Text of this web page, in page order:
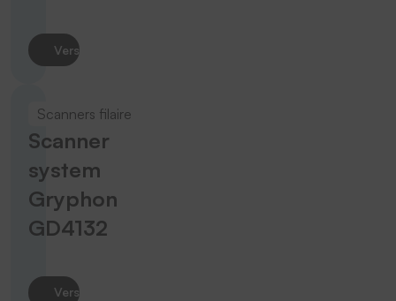
Vers le produit
Scanners filaire
Scanner
system
Gryphon
GD4132
Vers le produit